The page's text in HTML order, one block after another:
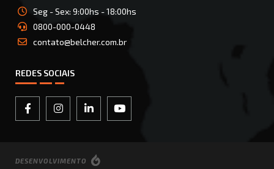
Seg - Sex: 9:00hs - 18:00hs
0800-000-0448
contato@belcher.com.br
REDES SOCIAIS
DESENVOLVIMENTO